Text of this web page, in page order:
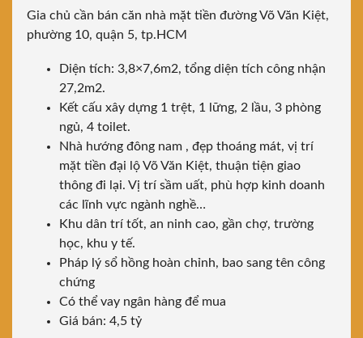
Gia chủ cần bán căn nhà mặt tiền đường Võ Văn Kiệt,
phường 10, quận 5, tp.HCM
Diện tích: 3,8×7,6m2, tổng diện tích công nhận
27,2m2.
Kết cấu xây dựng 1 trệt, 1 lững, 2 lầu, 3 phòng
ngủ, 4 toilet.
Nhà hướng đông nam , đẹp thoáng mát, vị trí
mặt tiền đại lộ Võ Văn Kiệt, thuận tiện giao
thông đi lại. Vị trí sầm uất, phù hợp kinh doanh
các lĩnh vực ngành nghề…
Khu dân trí tốt, an ninh cao, gần chợ, trường
học, khu y tế.
Pháp lý sổ hồng hoàn chỉnh, bao sang tên công
chứng
Có thể vay ngân hàng để mua
Giá bán: 4,5 tỷ